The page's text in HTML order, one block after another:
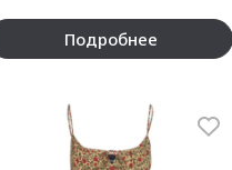
Подробнее